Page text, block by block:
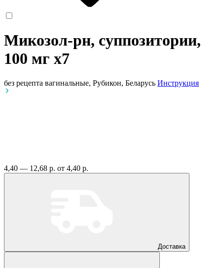
Микозол-рн, суппозитории,
100 мг x7
без рецепта вагинальные, Рубикон, Беларусь Инструкция
4,40 — 12,68 р. от 4,40 р.
Доставка